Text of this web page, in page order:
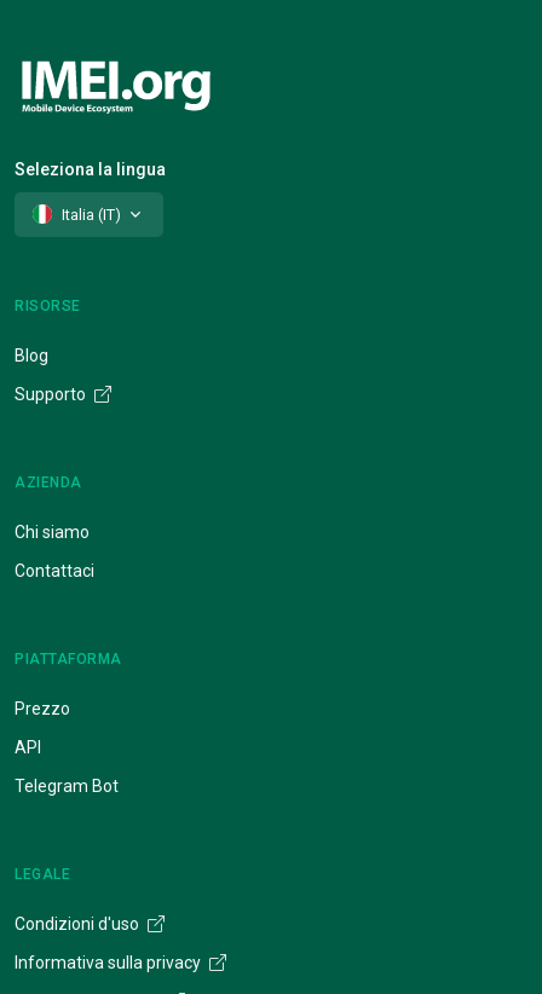
Seleziona la lingua
Italia (IT)
RISORSE
Blog
Supporto
AZIENDA
Chi siamo
Contattaci
PIATTAFORMA
Prezzo
API
Telegram Bot
LEGALE
Condizioni d'uso
Informativa sulla privacy